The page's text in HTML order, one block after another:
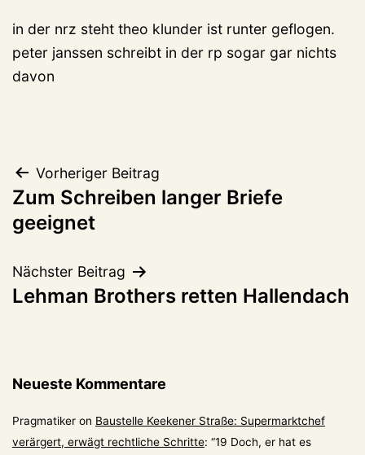
in der nrz steht theo klunder ist runter geflogen.
peter janssen schreibt in der rp sogar gar nichts
davon
Beitragsnavigation
Vorheriger Beitrag
Zum Schreiben langer Briefe
geeignet
Nächster Beitrag
Lehman Brothers retten Hallendach
Neueste Kommentare
Pragmatiker on Baustelle Keekener Straße: Supermarktchef
verärgert, erwägt rechtliche Schritte: “19 Doch, er hat es